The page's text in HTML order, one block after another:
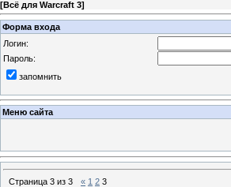
[Всё для Warcraft 3]
Форма входа
Логин:
Пароль:
запомнить
Меню сайта
Страница 3 из 3 « 1 2 3